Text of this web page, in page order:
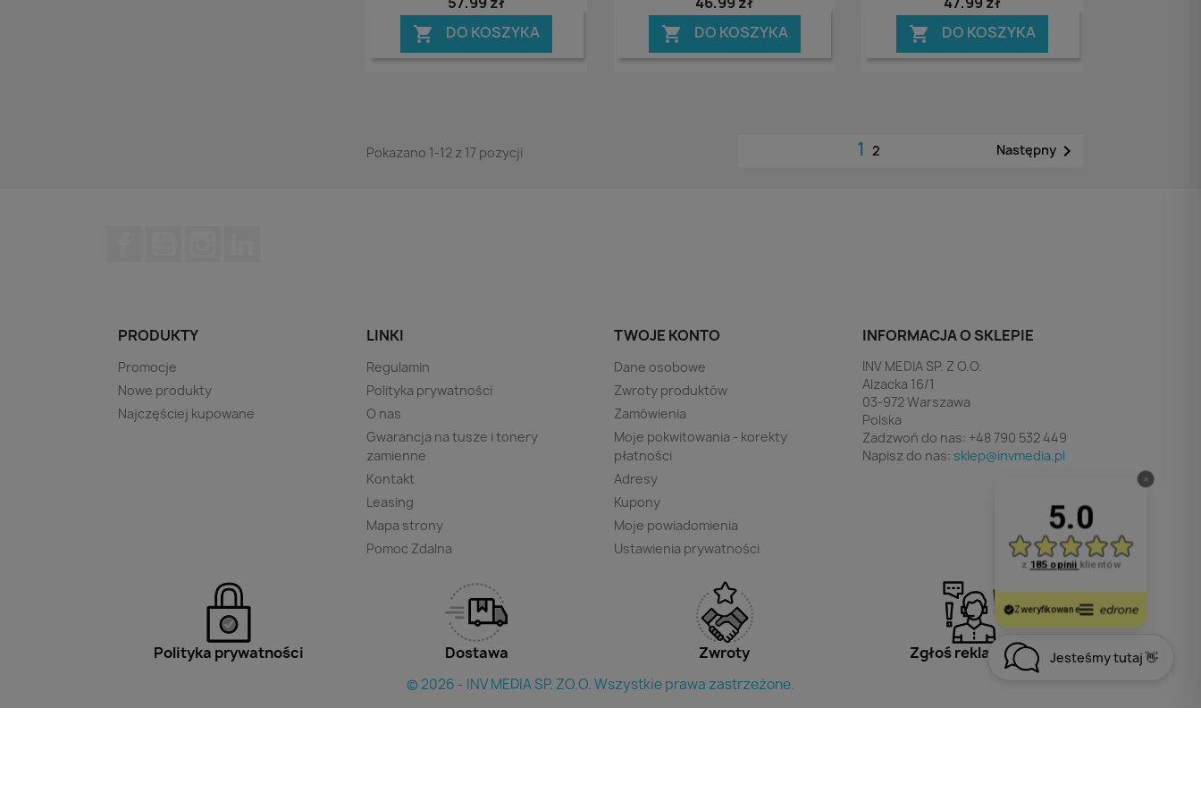
 DO KOSZYKA  DO KOSZYKA  DO KOSZYKA
Pokazano 1-12 z 17 pozycji 12 Następny
PRODUKTY
Promocje
Nowe produkty
Najczęściej kupowane
LINKI
Regulamin
Polityka prywatności
O nas
Gwarancja na tusze i tonery
zamienne
Kontakt
Leasing
Mapa strony
Pomoc Zdalna
TWOJE KONTO
Dane osobowe
Zwroty produktów
Zamówienia
Moje pokwitowania - korekty
płatności
Adresy
Kupony
Moje powiadomienia
Ustawienia prywatności
INFORMACJA O SKLEPIE
INV MEDIA SP. Z O.O.
Alzacka 16/1
03-972 Warszawa
Polska
Zadzwoń do nas: +48 790 532 449
Napisz do nas: sklep@invmedia.pl
Jesteśmy tutaj 👋
Polityka prywatności Dostawa Zwroty Zgłoś reklamację
© 2026 - INV MEDIA SP. ZO.O. Wszystkie prawa zastrzeżone.